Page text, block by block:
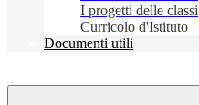
I progetti delle classi
Curricolo d'Istituto
Documenti utili